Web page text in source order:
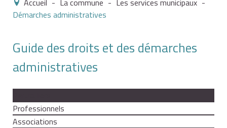
Accueil - La commune - Les services municipaux -
Démarches administratives
Guide des droits et des démarches
administratives
Professionnels
Associations